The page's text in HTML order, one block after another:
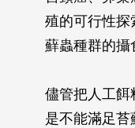
殖的可行性探
蘚蟲種群的攝
儘管把人工餌
是不能滿足